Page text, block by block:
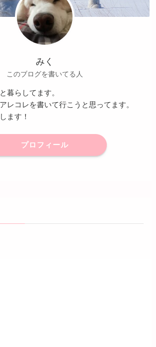
みく
このブログを書いてる人
暮らしてます。
レコレを書いて行こうと思ってます。
ます！
プロフィール